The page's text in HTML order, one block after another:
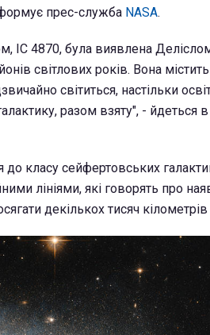
прес-служба NASA.
IC 4870, була виявлена
світлових років. Вона
світиться, настільки
разом взяту", - йдеться в
класу сейфертовських
лініями, які говорять про
декількох тисяч